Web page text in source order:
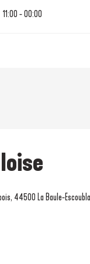
11:00 - 00:00
44500 La Baule-